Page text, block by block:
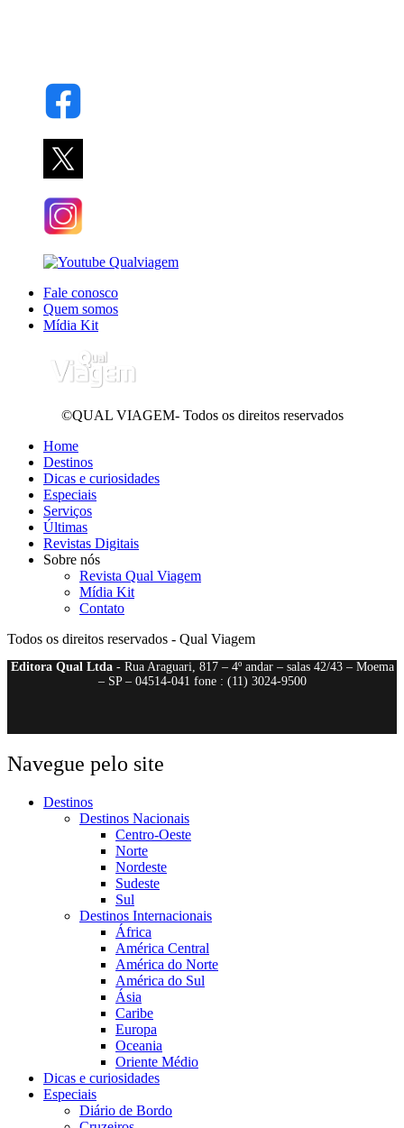
Fale conosco
Quem somos
Mídia Kit
©QUAL VIAGEM- Todos os direitos reservados
Home
Destinos
Dicas e curiosidades
Especiais
Serviços
Últimas
Revistas Digitais
Sobre nós
Revista Qual Viagem
Mídia Kit
Contato
Todos os direitos reservados - Qual Viagem
Editora Qual Ltda- Rua Araguari, 817 – 4º andar – salas 42/43 – Moema
– SP – 04514-041 fone : (11) 3024-9500
Navegue pelo site
Destinos
Destinos Nacionais
Centro-Oeste
Norte
Nordeste
Sudeste
Sul
Destinos Internacionais
África
América Central
América do Norte
América do Sul
Ásia
Caribe
Europa
Oceania
Oriente Médio
Dicas e curiosidades
Especiais
Diário de Bordo